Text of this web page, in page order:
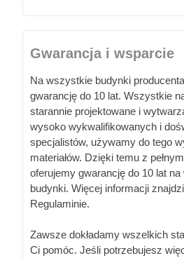
Gwarancja i wsparcie
Na wszystkie budynki
gwarancję do 10 lat. Wszystkie
starannie projektowane i
wysoko wykwalifikowanych i
specjalistów, używamy do tego
materiałów. Dzięki temu z
oferujemy gwarancję do 10 lat
budynki. Więcej informacji
Regulaminie.
Zawsze dokładamy wszelkich
Ci pomóc. Jeśli potrzebujesz